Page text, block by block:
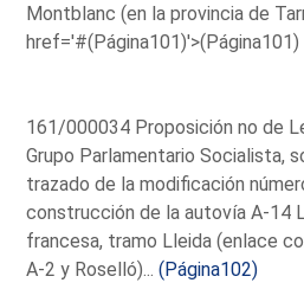
Montblanc (en la provincia de
href='#(Página101)'>(Página101)
161/000034 Proposición no de
Grupo Parlamentario Socialista,
trazado de la modificación
construcción de la autovía A-14
francesa, tramo Lleida (enlace
A-2 y Roselló)...(Página102)